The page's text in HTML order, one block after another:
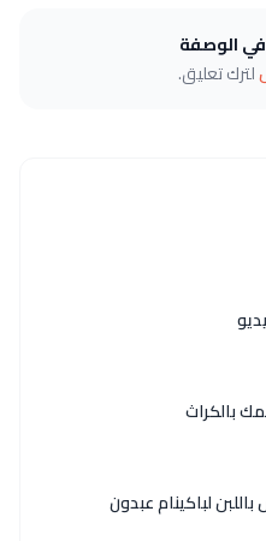
في الوصفة
لترك تعليق.
بالكراث
لباكينام عبدون